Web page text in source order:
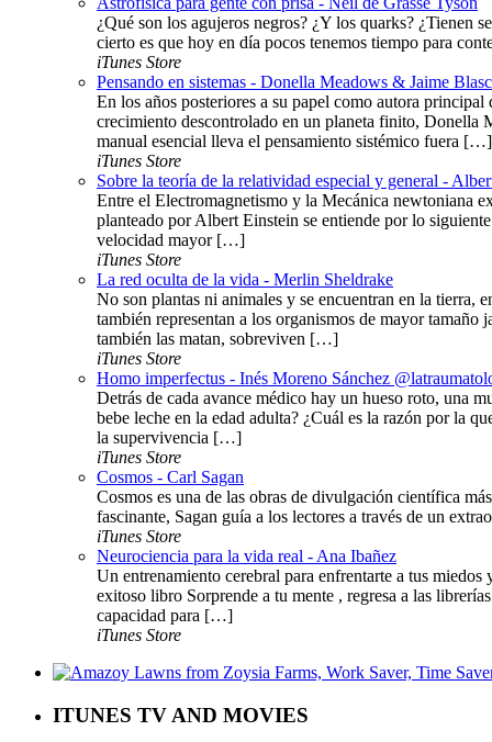
¿Qué son los agujeros negros? ¿Y los quarks? ¿Tienen
cierto es que hoy en día pocos tenemos tiempo para
iTunes Store
Pensando en sistemas - Donella Meadows & Jaime
En los años posteriores a su papel como autora
crecimiento descontrolado en un planeta finito, Donella
manual esencial lleva el pensamiento sistémico fuera […]
iTunes Store
Sobre la teoría de la relatividad especial y general -
Entre el Electromagnetismo y la Mecánica newtoniana
planteado por Albert Einstein se entiende por lo
velocidad mayor […]
iTunes Store
La red oculta de la vida - Merlin Sheldrake
No son plantas ni animales y se encuentran en la tierra,
también representan a los organismos de mayor tamaño
también las matan, sobreviven […]
iTunes Store
Homo imperfectus - Inés Moreno Sánchez
Detrás de cada avance médico hay un hueso roto, una
bebe leche en la edad adulta? ¿Cuál es la razón por la
la supervivencia […]
iTunes Store
Cosmos - Carl Sagan
Cosmos es una de las obras de divulgación científica
fascinante, Sagan guía a los lectores a través de un
iTunes Store
Neurociencia para la vida real - Ana Ibañez
Un entrenamiento cerebral para enfrentarte a tus
exitoso libro Sorprende a tu mente , regresa a las
capacidad para […]
iTunes Store
ITUNES TV AND MOVIES